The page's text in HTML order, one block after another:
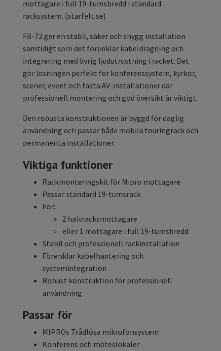
mottagare i full 19-tumsbredd i standard
racksystem. (starfelt.se)
FB-72 ger en stabil, säker och snygg installation
samtidigt som det förenklar kabeldragning och
integrering med övrig ljudutrustning i racket. Det
gör lösningen perfekt för konferenssystem, kyrkor,
scener, event och fasta AV-installationer där
professionell montering och god översikt är viktigt.
Den robusta konstruktionen är byggd för daglig
användning och passar både mobila touringrack och
permanenta installationer.
Viktiga funktioner
Rackmonteringskit för Mipro mottagare
Passar standard 19-tumsrack
För:
2 halvracksmottagare
eller 1 mottagare i full 19-tumsbredd
Stabil och professionell rackinstallation
Förenklar kabelhantering och
systemintegration
Robust konstruktion för professionell
användning
Passar för
MIPROs Trådlösa mikrofonsystem
Konferens och möteslokaler